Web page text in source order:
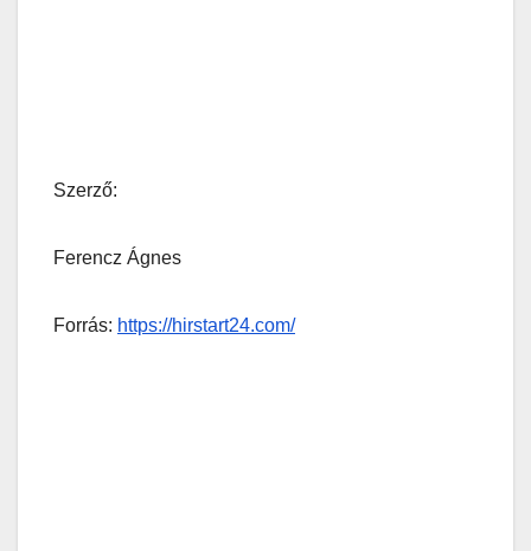
Szerző:
Ferencz Ágnes
Forrás: https://hirstart24.com/